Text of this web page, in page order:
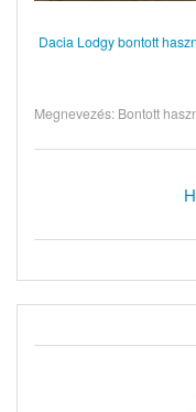
Dacia Lodgy bontott
Megnevezés: Bontott